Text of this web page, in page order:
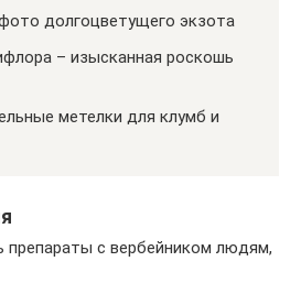
долгоцветущего экзота
– изысканная роскошь
метелки для клумб и
препараты с вербейником людям,